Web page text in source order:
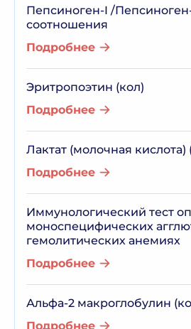
Пепсиноген-I /
соотношения
Подробнее
Эритропоэтин (кол)
Подробнее
Лактат (молочная кислота)
Подробнее
Иммунологический тест
моноспецифических
гемолитических анемиях
Подробнее
Альфа-2 макроглобулин
Подробнее